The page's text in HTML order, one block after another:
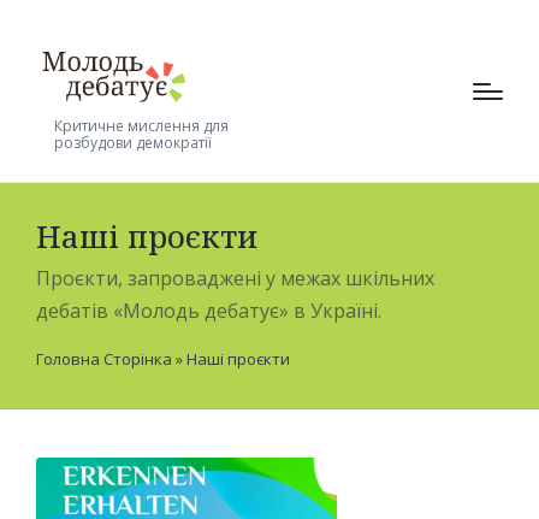
Критичне мислення для
розбудови демократії
Наші проєкти
Проєкти, запроваджені у межах шкільних
дебатів «Молодь дебатує» в Україні.
Головна Сторінка » Наші проєкти